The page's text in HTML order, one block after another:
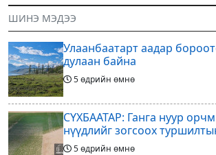
өнөөдөр/2026.07.31/ болно. Энэ
өдөрлөгийн оргил тулааны
эзэд нь бантам жингийн аварга
Хиердэнийг
болон
ШИНЭ МЭДЭЭ
Улаанбаатарт аадар
дулаан байна
5 өдрийн өмнө
СҮХБААТАР: Ганга нуур
нүүдлийг зогсоох
дүнгээ өгч эхэлжээ
5 өдрийн өмнө